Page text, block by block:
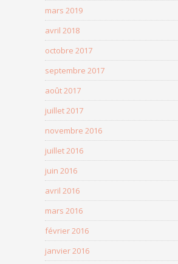
mars 2019
avril 2018
octobre 2017
septembre 2017
août 2017
juillet 2017
novembre 2016
juillet 2016
juin 2016
avril 2016
mars 2016
février 2016
janvier 2016